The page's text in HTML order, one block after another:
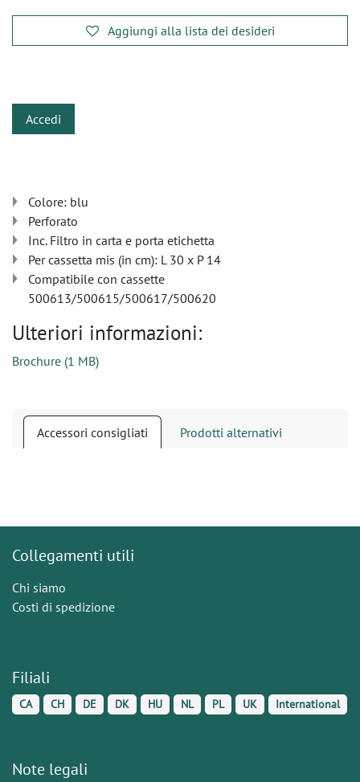
Aggiungi alla lista dei desideri
Accedi
Colore: blu
Perforato
Inc. Filtro in carta e porta etichetta
Per cassetta mis (in cm): L 30 x P 14
Compatibile con cassette
500613/500615/500617/500620
Ulteriori informazioni:
Brochure (1 MB)
Accessori consigliati Prodotti alternativi
Collegamenti utili
Chi siamo
Costi di spedizione
Filiali
CA CH DE DK HU NL PL UK International
Note legali